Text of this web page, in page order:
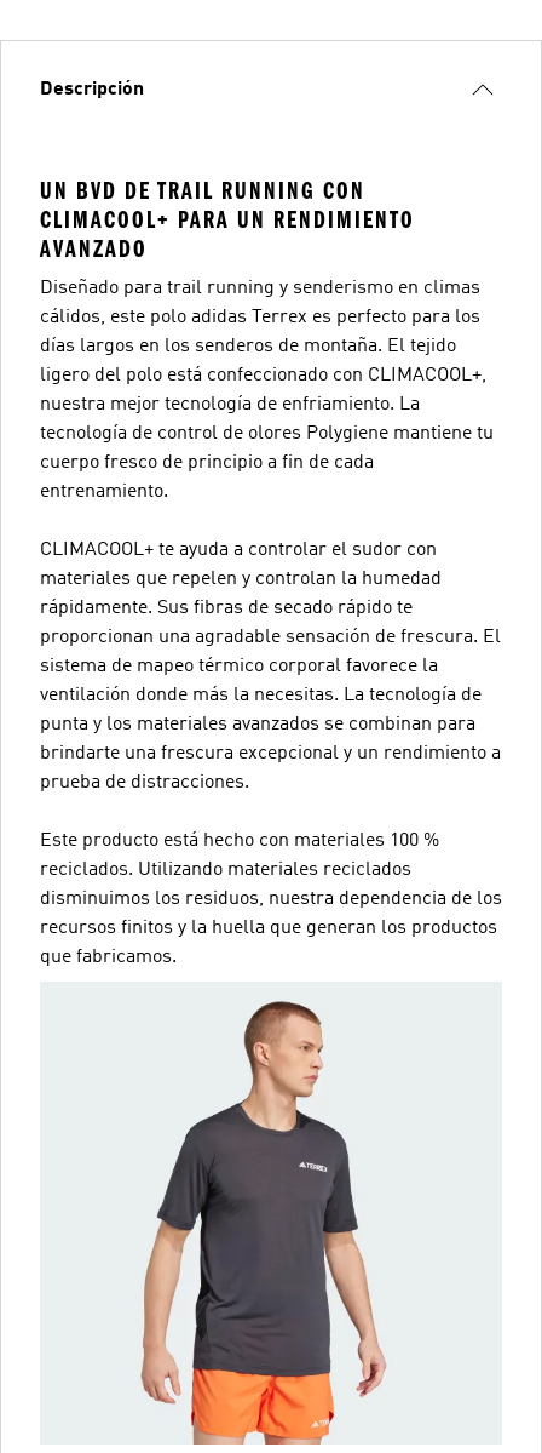
Descripción
UN BVD DE TRAIL RUNNING CON
CLIMACOOL+ PARA UN RENDIMIENTO
AVANZADO
Diseñado para trail running y senderismo en climas
cálidos, este polo adidas Terrex es perfecto para los
días largos en los senderos de montaña. El tejido
ligero del polo está confeccionado con CLIMACOOL+,
nuestra mejor tecnología de enfriamiento. La
tecnología de control de olores Polygiene mantiene tu
cuerpo fresco de principio a fin de cada
entrenamiento.
CLIMACOOL+ te ayuda a controlar el sudor con
materiales que repelen y controlan la humedad
rápidamente. Sus fibras de secado rápido te
proporcionan una agradable sensación de frescura. El
sistema de mapeo térmico corporal favorece la
ventilación donde más la necesitas. La tecnología de
punta y los materiales avanzados se combinan para
brindarte una frescura excepcional y un rendimiento a
prueba de distracciones.
Este producto está hecho con materiales 100 %
reciclados. Utilizando materiales reciclados
disminuimos los residuos, nuestra dependencia de los
recursos finitos y la huella que generan los productos
que fabricamos.